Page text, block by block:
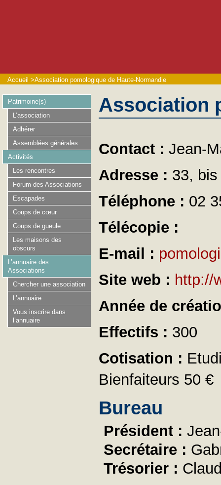
Accueil >Association pomologique de Haute-Normandie
Association
Contact : Jean-
Adresse : 33,
Téléphone : 02
Télécopie :
E-mail :
Site web : http://
Année de
Effectifs : 300
Cotisation :
Bienfaiteurs 50 €
Bureau
Président :
Secrétaire :
Trésorier :
Patrimoine(s)
L’association
Adhérer
Assemblées générales
Activités
Les rencontres
Forum des Associations
Escapades
Coups de cœur
Coups de gueule
Les maisons des
obscurs
L’annuaire des
Associations
Chercher une association
L’annuaire
Vous inscrire dans
l’annuaire